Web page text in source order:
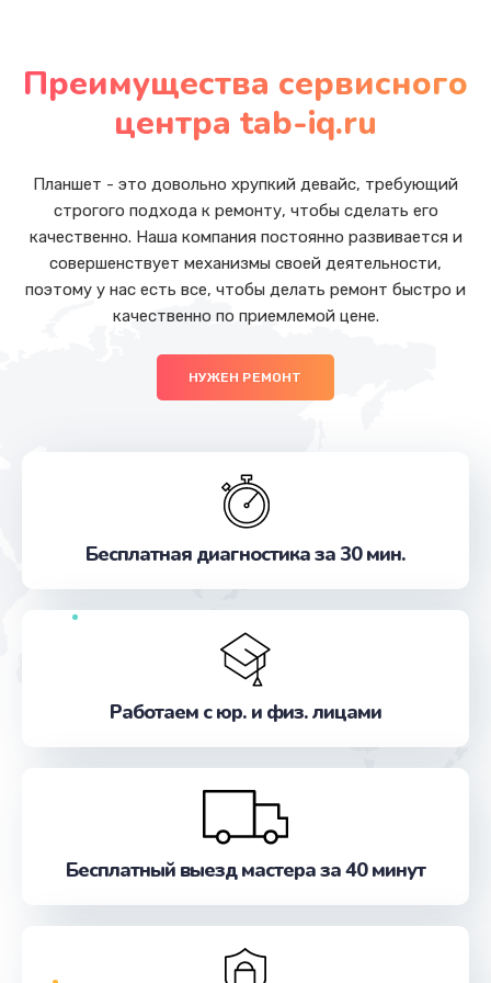
Заказать
от 1500 руб.
Заказать
Чистка от пыли
от 990 руб.
Замена вебкамеры
Замена динамиков
от 1350 руб.
Заказать
Замена микрофона
от 1225 руб.
Заказать
от 3250 руб.
Заказать
Замена жесткого диска
от 875 руб.
Заказать
Преимущества сервисного
центра tab-iq.ru
Планшет - это довольно хрупкий девайс, требующий
строгого подхода к ремонту, чтобы сделать его
качественно. Наша компания постоянно развивается и
совершенствует механизмы своей деятельности,
поэтому у нас есть все, чтобы делать ремонт быстро и
качественно по приемлемой цене.
НУЖЕН РЕМОНТ
Бесплатная диагностика за 30 мин.
Работаем с юр. и физ. лицами
Бесплатный выезд мастера за 40 минут